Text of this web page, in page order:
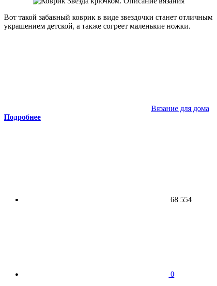
Вот такой забавный коврик в виде звездочки станет отличным
украшением детской, а также согреет маленькие ножки.
Вязание для дома
Подробнее
68 554
0